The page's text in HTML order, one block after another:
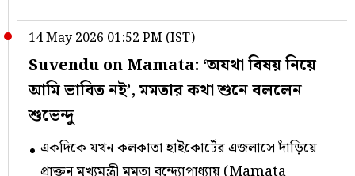
14 May 2026 01:52 PM (IST)
Suvendu on Mamata: ‘অযথা বিষয় নিয়ে
আমি ভাবিত নই’, মমতার কথা শুনে বললেন
শুভেন্দু
একদিকে যখন কলকাতা হাইকোর্টের এজলাসে দাঁড়িয়ে